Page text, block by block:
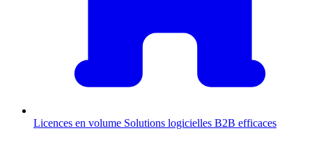
Licences en volume Solutions logicielles B2B efficaces